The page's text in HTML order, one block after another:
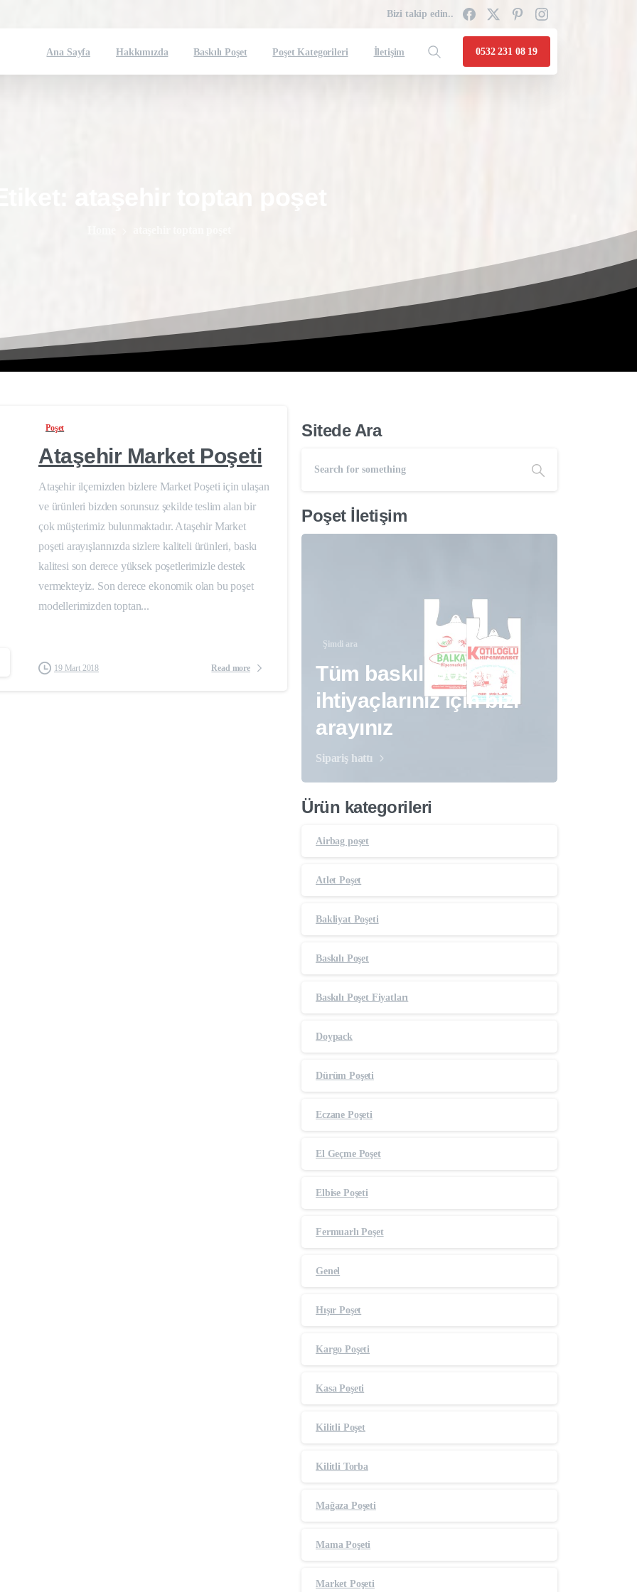
Bizi takip edin..
Ana Sayfa Hakkımızda Baskılı Poşet Poşet Kategorileri İletişim 0532 231 08 19
Poşet
Ataşehir Market Poşeti
Ataşehir ilçemizden bizlere Market Poşeti için ulaşan
ve ürünleri bizden sorunsuz şekilde teslim alan bir
çok müşterimiz bulunmaktadır. Ataşehir Market
poşeti arayışlarınızda sizlere kaliteli ürünleri, baskı
kalitesi son derece yüksek poşetlerimizle destek
vermekteyiz. Son derece ekonomik olan bu poşet
modellerimizden toptan...
19 Mart 2018 Read more
Sitede Ara
Poşet İletişim
Şimdi ara
Tüm baskılı poşet
ihtiyaçlarınız için bizi
arayınız
Sipariş hattı
Ürün kategorileri
Airbag poşet
Atlet Poşet
Bakliyat Poşeti
Baskılı Poşet
Baskılı Poşet Fiyatları
Doypack
Dürüm Poşeti
Eczane Poşeti
El Geçme Poşet
Elbise Poşeti
Fermuarlı Poşet
Genel
Hışır Poşet
Kargo Poşeti
Kasa Poşeti
Kilitli Poşet
Kilitli Torba
Mağaza Poşeti
Mama Poşeti
Market Poşeti